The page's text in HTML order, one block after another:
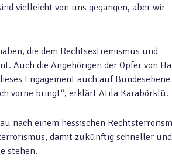
vielleicht von uns gegangen, aber wir
die dem Rechtsextremismus und
Auch die Angehörigen der Opfer von
Engagement auch auf Bundesebene
vorne bringt“, erklärt Atila Karabörklü.
nach einem hessischen
damit zukünftig schneller und
stehen.